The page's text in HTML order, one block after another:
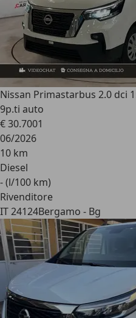
Nissan Primastarbus 2.0 dci
9p.ti auto
€ 30.7001
06/2026
10 km
Diesel
- (l/100 km)
Rivenditore
IT 24124Bergamo - Bg